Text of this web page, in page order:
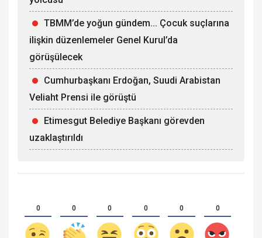
TBMM’de yoğun gündem... Çocuk suçlarına
ilişkin düzenlemeler Genel Kurul’da
görüşülecek
Cumhurbaşkanı Erdoğan, Suudi Arabistan
Veliaht Prensi ile görüştü
Etimesgut Belediye Başkanı görevden
uzaklaştırıldı
0 0 0 0 0 0